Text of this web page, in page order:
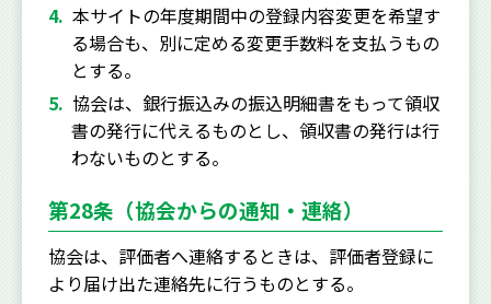
本サイトの年度期間中の登録内容変更を希望す
る場合も、別に定める変更手数料を支払うもの
とする。
協会は、銀行振込みの振込明細書をもって領収
書の発行に代えるものとし、領収書の発行は行
わないものとする。
第28条（協会からの通知・連絡）
協会は、評価者へ連絡するときは、評価者登録に
より届け出た連絡先に行うものとする。